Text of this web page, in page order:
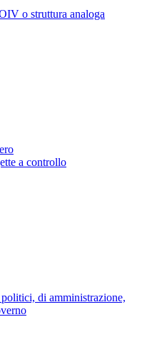
o struttura analoga
a controllo
di amministrazione,